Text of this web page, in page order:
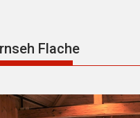
Flache